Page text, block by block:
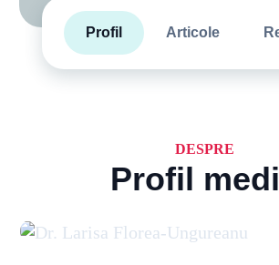
Profil Articole
DESPRE
Profil